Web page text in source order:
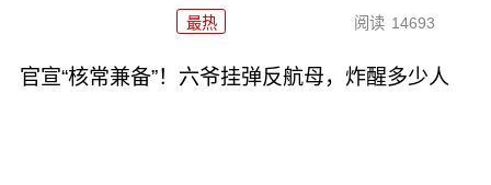
最热 阅读 14693
官宣“核常兼备”！六爷挂弹反航母，炸醒多少人